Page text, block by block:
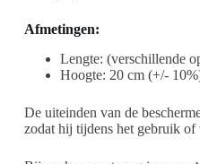
Afmetingen:
Lengte: (verschillende
Hoogte: 20 cm (+/-
De uiteinden van de
zodat hij tijdens het gebruik of